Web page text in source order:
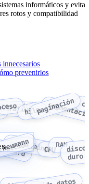
informáticos y evita
rotos y compatibilidad
prevenirlos
y redes
hilopaginación
pipeliningCPU
RAMdisco
duro